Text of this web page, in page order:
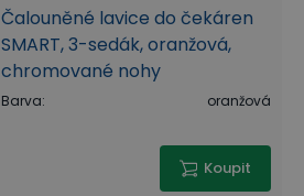
Čalouněné lavice do čekáren
SMART, 3-sedák, oranžová,
chromované nohy
Barva: oranžová
Koupit